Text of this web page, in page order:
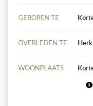
GEBOREN TE
OVERLEDEN TE
WOONPLAATS